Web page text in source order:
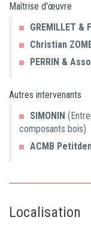
Maîtrise d'œuvre
GREMILLET
Christian
PERRIN &
Autres intervenants
SIMONIN
composants bois)
ACMB
Localisation